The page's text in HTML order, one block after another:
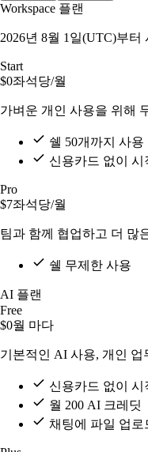
Workspace 플랜
2026년 8월 1일(UTC)부터
Start
$0좌석당/월
가벼운 개인 사용을 위해
쉘 50개까지 사용
신용카드 없이 시
Pro
$7좌석당/월
팀과 함께 협업하고 더 많
쉘 무제한 사용
AI 플랜
Free
$0월 마다
기본적인 AI 사용, 개인
신용카드 없이 시
월 200 AI 크레딧
채팅에 파일 업로